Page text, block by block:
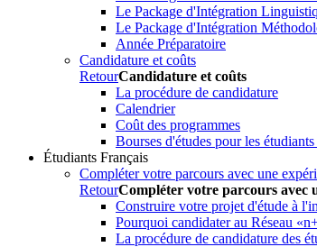
Le Package d'Intégration
Le Package d'Intégration
Année Préparatoire
Candidature et coûts
RetourCandidature et coûts
La procédure de candidature
Calendrier
Coût des programmes
Bourses d'études pour les
Étudiants Français
Compléter votre parcours avec une
RetourCompléter votre parcours avec
Construire votre projet d'étude à
Pourquoi candidater au Réseau
La procédure de candidature des